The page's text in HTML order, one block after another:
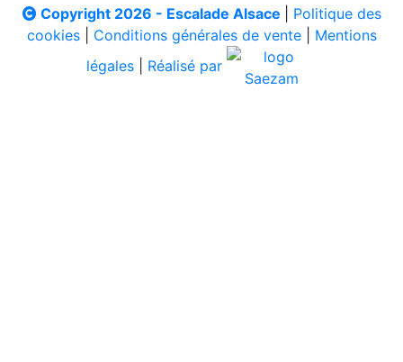
Copyright 2026 - Escalade Alsace
Politique des
cookies| Conditions générales de vente| Mentions
légales
Réalisé par